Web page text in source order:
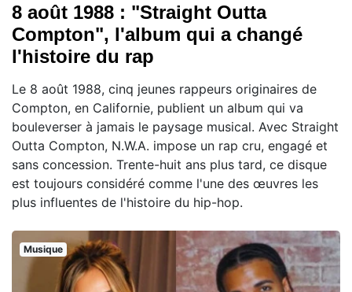
8 août 1988 : "Straight Outta
Compton", l'album qui a changé
l'histoire du rap
Le 8 août 1988, cinq jeunes rappeurs originaires de
Compton, en Californie, publient un album qui va
bouleverser à jamais le paysage musical. Avec Straight
Outta Compton, N.W.A. impose un rap cru, engagé et
sans concession. Trente-huit ans plus tard, ce disque
est toujours considéré comme l'une des œuvres les
plus influentes de l'histoire du hip-hop.
Musique